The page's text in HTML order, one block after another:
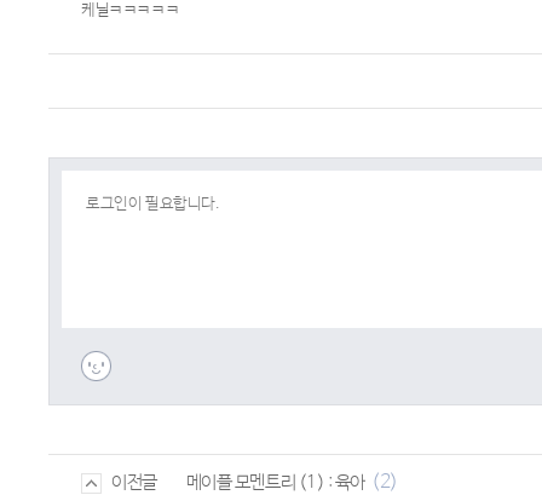
케닐ㅋㅋㅋㅋㅋ
이전글 메이플 모멘트리 (1) : 육아 (2)